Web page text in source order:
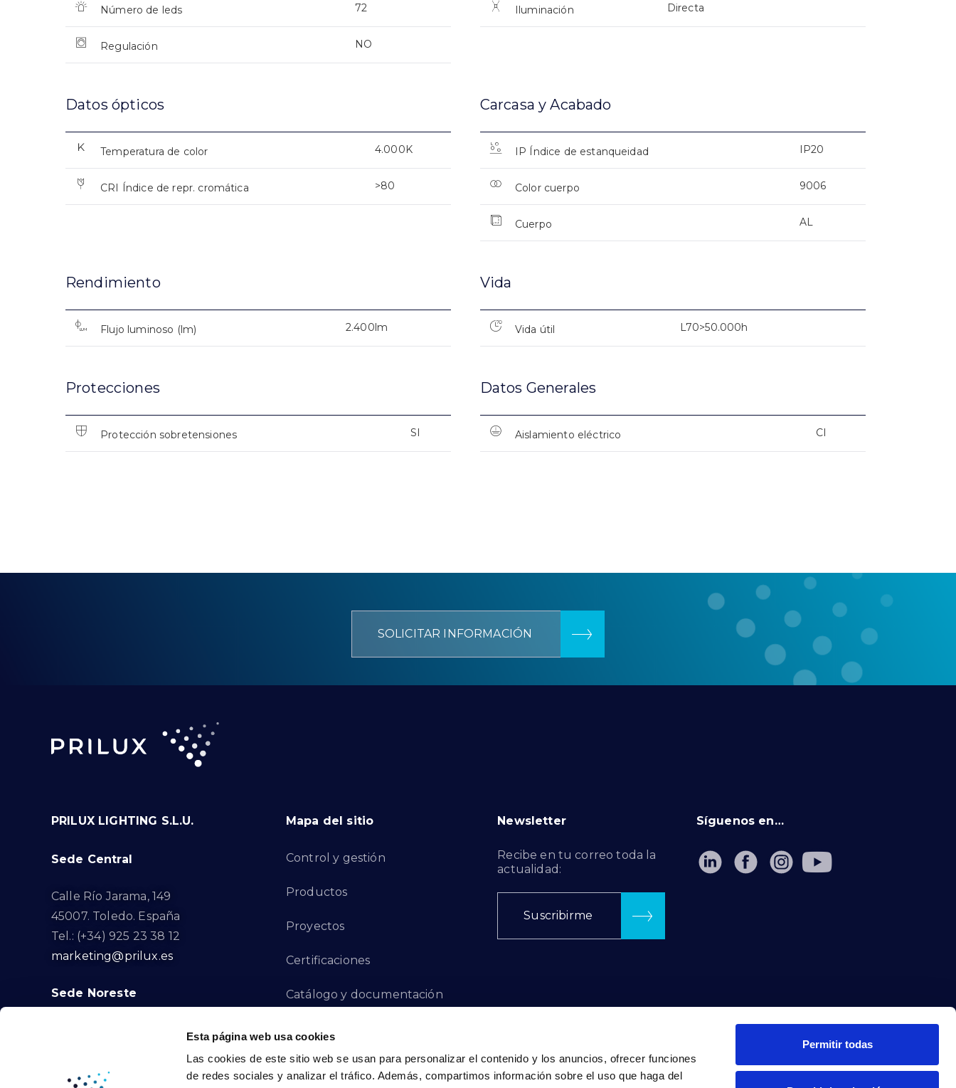
Esta página web usa cookies
Las cookies de este sitio web se usan para personalizar el contenido y los anuncios, ofrecer funciones
de redes sociales y analizar el tráfico. Además, compartimos información sobre el uso que haga del
Permitir todas
Número de leds 72
Regulación NO
Iluminación Directa
Datos ópticos
Temperatura de color 4.000K
CRI Índice de repr. cromática >80
Carcasa y Acabado
IP Índice de estanqueidad IP20
Color cuerpo 9006
Cuerpo AL
Rendimiento
Flujo luminoso (lm) 2.400lm
Vida
Vida útil L70>50.000h
Protecciones
Protección sobretensiones SI
Datos Generales
Aislamiento eléctrico CI
SOLICITAR INFORMACIÓN
PRILUX LIGHTING S.L.U.
Sede Central
Calle Río Jarama, 149
45007. Toledo. España
Tel.: (+34) 925 23 38 12
marketing@prilux.es
Sede Noreste
Calle Del Torrent Fondo, s/n
Barcelona. España
Mapa del sitio
Control y gestión
Productos
Proyectos
Certificaciones
Catálogo y documentación
Canal de Denuncias
Newsletter
Recibe en tu correo toda la
actualidad:
Suscribirme
Síguenos en…